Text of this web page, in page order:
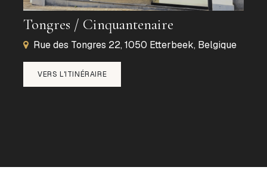
Tongres / Cinquantenaire
Rue des Tongres 22, 1050 Etterbeek, Belgique
VERS L'ITINÉRAIRE